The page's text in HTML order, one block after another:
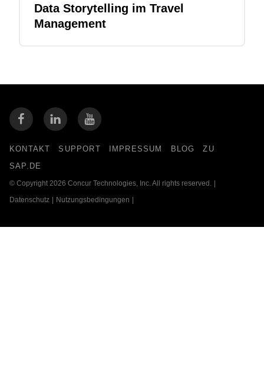
Data Storytelling im Travel
Management
KONTAKT SUPPORT IMPRESSUM BLOG
ZU
SAP.DE
© Copyright 2026 Concur Technologies, Inc. All rights reserved.
Datenschutz
Nutzungsbedingungen